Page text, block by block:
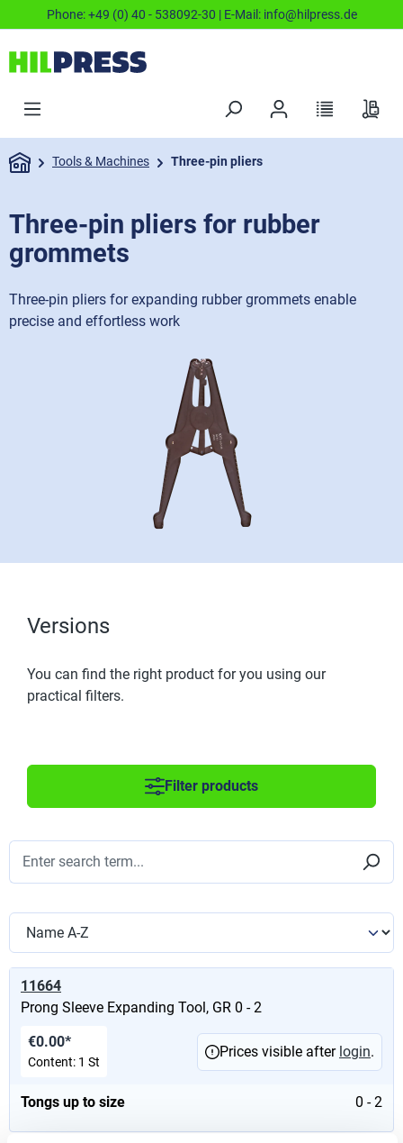
Phone:+49 (0) 40 - 538092-30 | E-Mail: info@hilpress.de
Tools & Machines Three-pin pliers
Three-pin pliers for rubber
grommets
Three-pin pliers for expanding rubber grommets enable
precise and effortless work
Versions
You can find the right product for you using our
practical filters.
Filter products
11664
Prong Sleeve Expanding Tool, GR 0 - 2
Tongs up to size 0 - 2
€0.00*
Content: 1 St
Prices visible after login.